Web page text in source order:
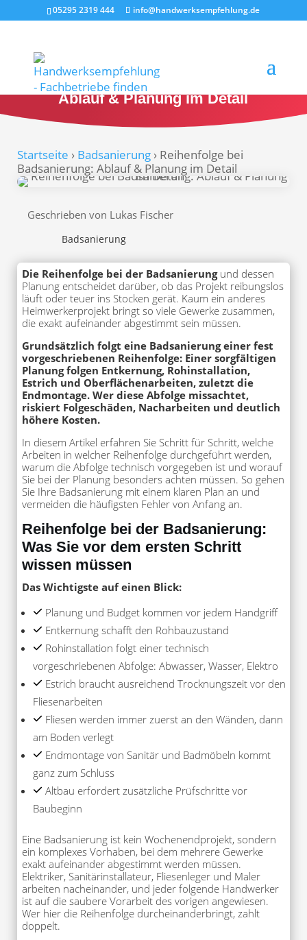
05295 2319 444 info@handwerksempfehlung.de
Reihenfolge bei Badsanierung:
Ablauf & Planung im Detail
Startseite › Badsanierung › Reihenfolge bei
Badsanierung: Ablauf & Planung im Detail
Geschrieben von Lukas Fischer
Badsanierung
Die Reihenfolge bei der Badsanierungund dessen
Planung entscheidet darüber, ob das Projekt reibungslos
läuft oder teuer ins Stocken gerät. Kaum ein anderes
Heimwerkerprojekt bringt so viele Gewerke zusammen,
die exakt aufeinander abgestimmt sein müssen.
Grundsätzlich folgt eine Badsanierung einer fest
vorgeschriebenen Reihenfolge: Einer sorgfältigen
Planung folgen Entkernung, Rohinstallation,
Estrich und Oberflächenarbeiten, zuletzt die
Endmontage. Wer diese Abfolge missachtet,
riskiert Folgeschäden, Nacharbeiten und deutlich
höhere Kosten.
In diesem Artikel erfahren Sie Schritt für Schritt, welche
Arbeiten in welcher Reihenfolge durchgeführt werden,
warum die Abfolge technisch vorgegeben ist und worauf
Sie bei der Planung besonders achten müssen. So gehen
Sie Ihre Badsanierung mit einem klaren Plan an und
vermeiden die häufigsten Fehler von Anfang an.
Reihenfolge bei der Badsanierung:
Was Sie vor dem ersten Schritt
wissen müssen
Das Wichtigste auf einen Blick:
Planung und Budget kommen vor jedem Handgriff
Entkernung schafft den Rohbauzustand
Rohinstallation folgt einer technisch
vorgeschriebenen Abfolge: Abwasser, Wasser, Elektro
Estrich braucht ausreichend Trocknungszeit vor den
Fliesenarbeiten
Fliesen werden immer zuerst an den Wänden, dann
am Boden verlegt
Endmontage von Sanitär und Badmöbeln kommt
ganz zum Schluss
Altbau erfordert zusätzliche Prüfschritte vor
Baubeginn
Eine Badsanierung ist kein Wochenendprojekt, sondern
ein komplexes Vorhaben, bei dem mehrere Gewerke
exakt aufeinander abgestimmt werden müssen.
Elektriker, Sanitärinstallateur, Fliesenleger und Maler
arbeiten nacheinander, und jeder folgende Handwerker
ist auf die saubere Vorarbeit des vorigen angewiesen.
Wer hier die Reihenfolge durcheinanderbringt, zahlt
doppelt.